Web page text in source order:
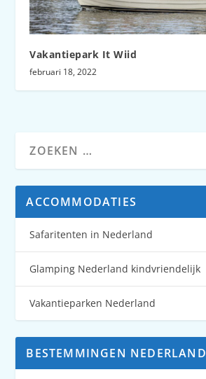
Vakantiepark It Wiid
februari 18, 2022
ACCOMMODATIES
Safaritenten in Nederland
Glamping Nederland kindvriendelijk
Vakantieparken Nederland
BESTEMMINGEN NEDERLAND